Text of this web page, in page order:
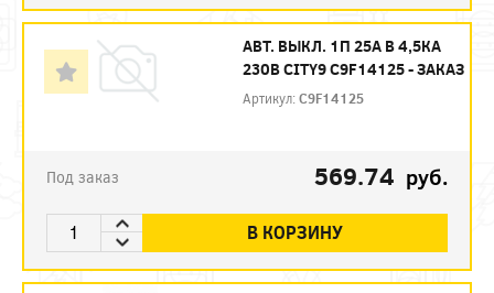
АВТ. ВЫКЛ. 1П 25А B 4,5КА
230В CITY9 C9F14125 - ЗАКАЗ
Артикул:C9F14125
Под заказ 569.74 руб.
В КОРЗИНУ